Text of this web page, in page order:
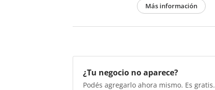
Más información
¿Tu negocio no aparece?
Podés agregarlo ahora mismo. Es gratis.